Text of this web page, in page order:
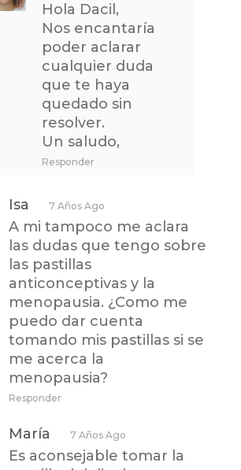
Hola Dacil,
Nos encantaría
poder aclarar
cualquier duda
que te haya
quedado sin
resolver.
Un saludo,
Responder
Isa 7 Años Ago
A mi tampoco me aclara
las dudas que tengo sobre
las pastillas
anticonceptivas y la
menopausia. ¿Como me
puedo dar cuenta
tomando mis pastillas si se
me acerca la
menopausia?
Responder
María 7 Años Ago
Es aconsejable tomar la